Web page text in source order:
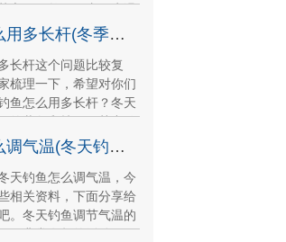
之一，然而，由于水温
冬天钓鱼怎么用多长杆(冬季钓鱼用多长的手竿合适)
长杆这个问题比较复
梳理一下，希望对你们
鱼怎么用多长杆？冬天
的装备和技巧，其中钓
件
冬天钓鱼怎么调气温(冬天钓鱼怎么调气温视频)
天钓鱼怎么调气温，今
相关资料，下面分享给
。冬天钓鱼调节气温的
项非常有趣的活动，但